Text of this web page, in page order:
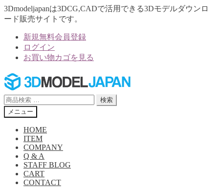
3Dmodeljapanは3DCG,CADで活用できる3Dモデルダウンロ
ード販売サイトです。
新規無料会員登録
ログイン
お買い物カゴを見る
ナ
ビ
ゲ
ー
シ
コ
ン
テ
ン
ツ
検
索
対
検索
メニュー
HOME
ITEM
COMPANY
Q & A
STAFF BLOG
CART
CONTACT